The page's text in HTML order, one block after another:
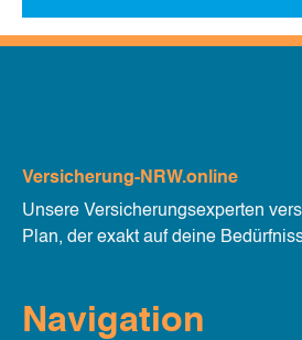
Versicherung-NRW.online
Unsere Versicherungsexperten
Plan, der exakt auf deine
Navigation